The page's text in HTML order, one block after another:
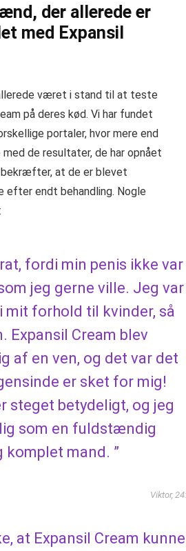
der allerede er
med Expansil
været i stand til at teste
på deres kød. Vi har fundet
portaler, hvor mere end
de resultater, de har opnået
bekræfter, at de er blevet
endt behandling. Nogle
fordi min penis ikke var
jeg gerne ville. Jeg var
mit forhold til kvinder, så
Expansil Cream blev
af en ven, og det var det
er sket for mig!
steget betydeligt, og jeg
som en fuldstændig
mand. ”
Viktor, 24:
at Expansil Cream kunne